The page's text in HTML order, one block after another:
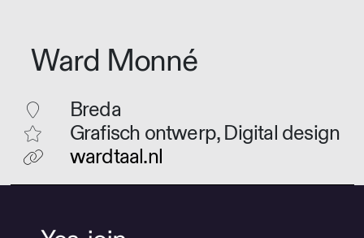
Ward Monné
Breda
Grafisch ontwerp, Digital design
wardtaal.nl